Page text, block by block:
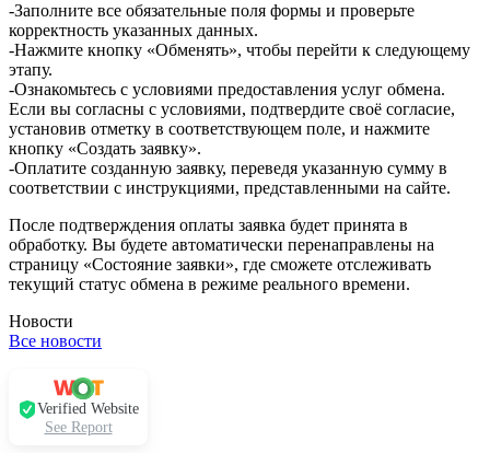
-Заполните все обязательные поля формы и проверьте
корректность указанных данных.
-Нажмите кнопку «Обменять», чтобы перейти к следующему
этапу.
-Ознакомьтесь с условиями предоставления услуг обмена.
Если вы согласны с условиями, подтвердите своё согласие,
установив отметку в соответствующем поле, и нажмите
кнопку «Создать заявку».
-Оплатите созданную заявку, переведя указанную сумму в
соответствии с инструкциями, представленными на сайте.
После подтверждения оплаты заявка будет принята в
обработку. Вы будете автоматически перенаправлены на
страницу «Состояние заявки», где сможете отслеживать
текущий статус обмена в режиме реального времени.
Новости
Все новости
Verified Website
See Report